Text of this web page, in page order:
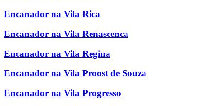
Encanador na Vila Rica
Encanador na Vila Renascenca
Encanador na Vila Regina
Encanador na Vila Proost de Souza
Encanador na Vila Progresso